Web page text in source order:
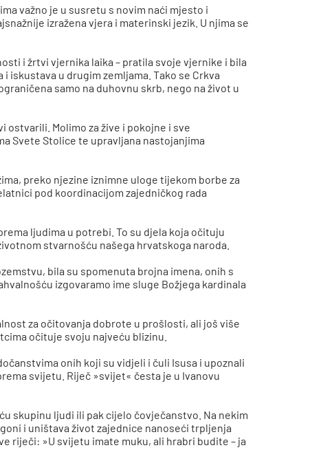
važno je u susretu s novim naći mjesto i
izražena vjera i materinski jezik. U njima se
i žrtvi vjernika laika – pratila svoje vjernike i bila
u drugim zemljama. Tako se Crkva
samo na duhovnu skrb, nego na život u
ostvarili. Molimo za žive i pokojne i sve
Svete Stolice te upravljana nastojanjima
preko njezine iznimne uloge tijekom borbe za
pod koordinacijom zajedničkog rada
ljudima u potrebi. To su djela koja očituju
stvarnošću našega hrvatskoga naroda.
bila su spomenuta brojna imena, onih s
izgovaramo ime sluge Božjega kardinala
za očitovanja dobrote u prošlosti, ali još više
očituje svoju najveću blizinu.
onih koji su vidjeli i čuli Isusa i upoznali
svijetu. Riječ »svijet« česta je u Ivanovu
skupinu ljudi ili pak cijelo čovječanstvo. Na nekim
i uništava život zajednice nanoseći trpljenja
riječi: »U svijetu imate muku, ali hrabri budite – ja